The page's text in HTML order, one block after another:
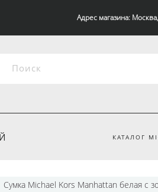
Адрес магазина:
КАТАЛОГ
Сумка Michael Kors Manhattan белая с